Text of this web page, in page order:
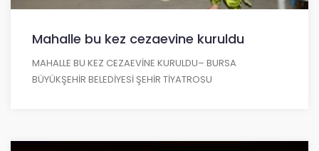
Mahalle bu kez cezaevine kuruldu
MAHALLE BU KEZ CEZAEVİNE KURULDU– BURSA
BÜYÜKŞEHİR BELEDİYESİ ŞEHİR TİYATROSU